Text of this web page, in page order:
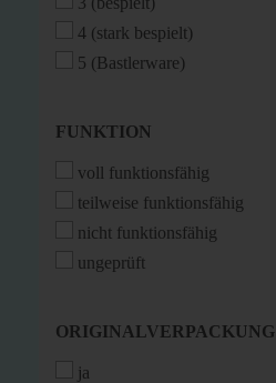
4 (stark bespielt)
5 (Bastlerware)
FUNKTION
FUNKTION
voll funktionsfähig
teilweise funktionsfähig
nicht funktionsfähig
ungeprüft
ORIGINALVERPACKUNG
ORIGINALVERPACKUNG
ja